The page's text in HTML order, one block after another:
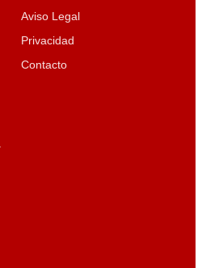
Aviso Legal
Privacidad
Contacto